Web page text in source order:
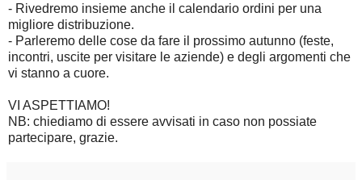
- Rivedremo insieme anche il calendario ordini per una
migliore distribuzione.
- Parleremo delle cose da fare il prossimo autunno (feste,
incontri, uscite per visitare le aziende) e degli argomenti che
vi stanno a cuore.
VI ASPETTIAMO!
NB: chiediamo di essere avvisati in caso non possiate
partecipare, grazie.